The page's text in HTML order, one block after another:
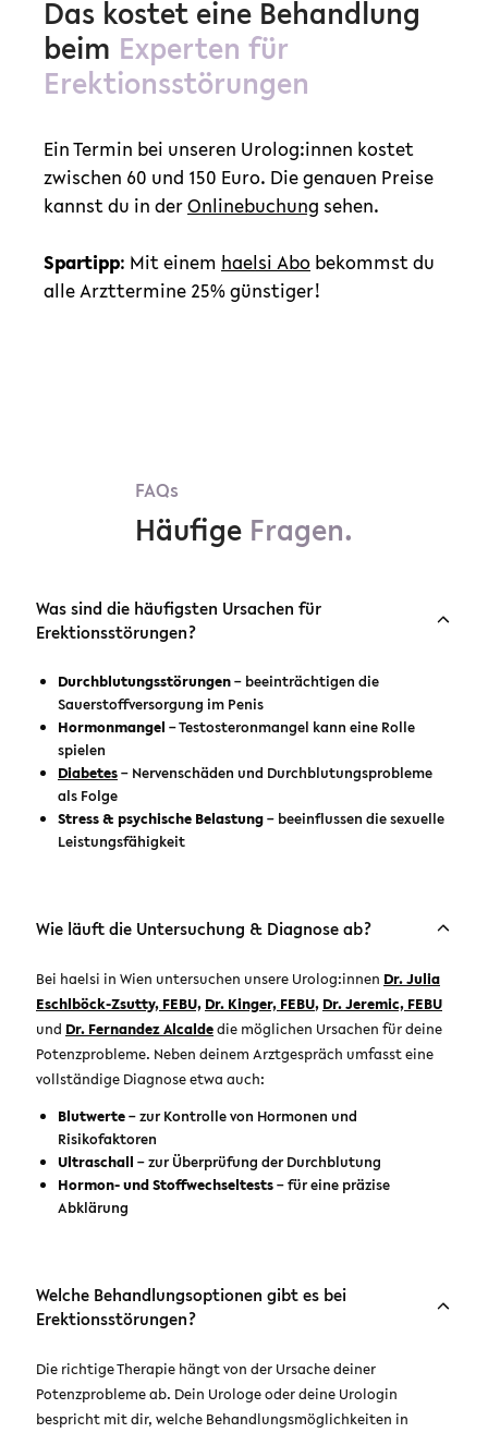
Das kostet eine Behandlung
beim Experten für
Erektionsstörungen
Ein Termin bei unseren Urolog:innen kostet
zwischen 60 und 150 Euro. Die genauen Preise
kannst du in derOnlinebuchung sehen.
Spartipp: Mit einem haelsi Abo bekommst du
alle Arzttermine 25% günstiger!
FAQs
Häufige Fragen.
Was sind die häufigsten Ursachen für
Erektionsstörungen?
Durchblutungsstörungen– beeinträchtigen die
Sauerstoffversorgung im Penis
Hormonmangel – Testosteronmangel kann eine Rolle
spielen
Diabetes– Nervenschäden und Durchblutungsprobleme
als Folge
Stress & psychische Belastung– beeinflussen die sexuelle
Leistungsfähigkeit
Wie läuft die Untersuchung & Diagnose ab?
Bei haelsi in Wien untersuchen unsere Urolog:innen Dr. Julia
Eschlböck-Zsutty, FEBU, Dr. Kinger, FEBU, Dr. Jeremic, FEBU
und Dr. Fernandez Alcaldedie möglichen Ursachen für deine
Potenzprobleme. Neben deinem Arztgespräch umfasst eine
vollständige Diagnose etwa auch:
Blutwerte– zur Kontrolle von Hormonen und
Risikofaktoren
Ultraschall – zur Überprüfung der Durchblutung
Hormon- und Stoffwechseltests– für eine präzise
Abklärung
Welche Behandlungsoptionen gibt es bei
Erektionsstörungen?
Die richtige Therapie hängt von der Ursache deiner
Potenzprobleme ab. Dein Urologe oder deine Urologin
bespricht mit dir, welche Behandlungsmöglichkeiten in